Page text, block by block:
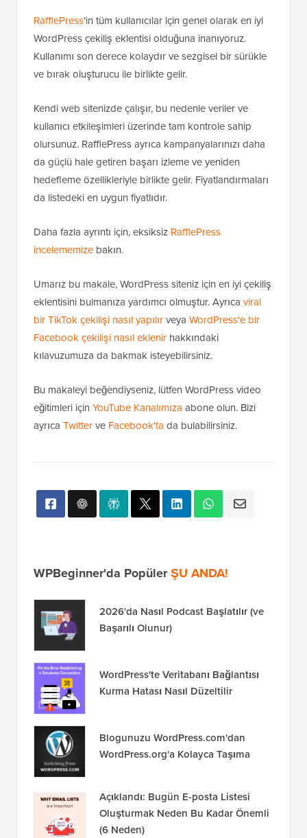
RafflePress'in tüm kullanıcılar için genel olarak en iyi
WordPress çekiliş eklentisi olduğuna inanıyoruz.
Kullanımı son derece kolaydır ve sezgisel bir sürükle
ve bırak oluşturucu ile birlikte gelir.
Kendi web sitenizde çalışır, bu nedenle veriler ve
kullanıcı etkileşimleri üzerinde tam kontrole sahip
olursunuz. RafflePress ayrıca kampanyalarınızı daha
da güçlü hale getiren başarı izleme ve yeniden
hedefleme özellikleriyle birlikte gelir. Fiyatlandırmaları
da listedeki en uygun fiyatlıdır.
Daha fazla ayrıntı için, eksiksiz RafflePress
incelememize bakın.
Umarız bu makale, WordPress siteniz için en iyi çekiliş
eklentisini bulmanıza yardımcı olmuştur. Ayrıca viral
bir TikTok çekilişi nasıl yapılırveya WordPress'e bir
Facebook çekilişi nasıl eklenir hakkındaki
kılavuzumuza da bakmak isteyebilirsiniz.
Bu makaleyi beğendiyseniz, lütfen WordPress video
eğitimleri için YouTube Kanalımıza abone olun. Bizi
ayrıca Twitterve Facebook'ta da bulabilirsiniz.
WPBeginner'da PopülerŞU ANDA!
2026'da Nasıl Podcast Başlatılır (ve
Başarılı Olunur)
WordPress'te Veritabanı Bağlantısı
Kurma Hatası Nasıl Düzeltilir
Blogunuzu WordPress.com'dan
WordPress.org'a Kolayca Taşıma
Açıklandı: Bugün E-posta Listesi
Oluşturmak Neden Bu Kadar Önemli
(6 Neden)